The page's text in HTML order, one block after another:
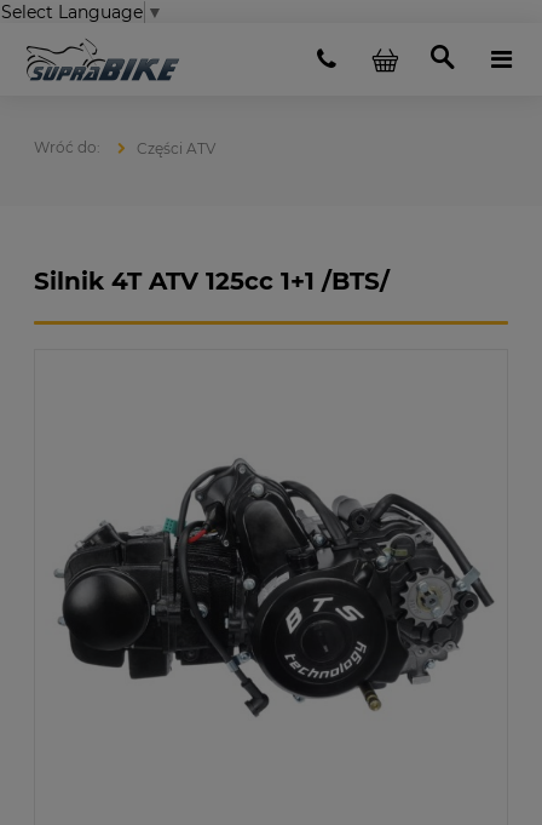
Select Language ▼
Części ATV
Silnik 4T ATV 125cc 1+1 /BTS/